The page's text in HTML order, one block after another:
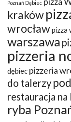
Poznań Dębiec
kraków
wrocławpizza
warszawa
pizzeria
dębiec pizzeria
do talerzy
restauracja
ryba